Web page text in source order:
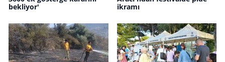
bekliyor'
ikramı